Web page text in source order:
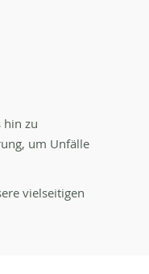
hin zu
um Unfälle
vielseitigen